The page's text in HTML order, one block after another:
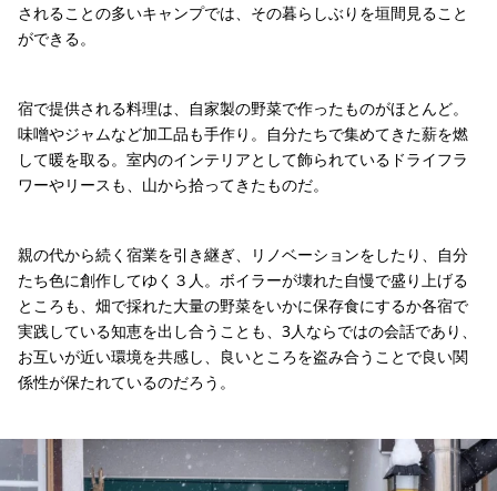
されることの多いキャンプでは、その暮らしぶりを垣間見ること
ができる。
宿で提供される料理は、自家製の野菜で作ったものがほとんど。
味噌やジャムなど加工品も手作り。自分たちで集めてきた薪を燃
して暖を取る。室内のインテリアとして飾られているドライフラ
ワーやリースも、山から拾ってきたものだ。
親の代から続く宿業を引き継ぎ、リノベーションをしたり、自分
たち色に創作してゆく３人。ボイラーが壊れた自慢で盛り上げる
ところも、畑で採れた大量の野菜をいかに保存食にするか各宿で
実践している知恵を出し合うことも、3人ならではの会話であり、
お互いが近い環境を共感し、良いところを盗み合うことで良い関
係性が保たれているのだろう。